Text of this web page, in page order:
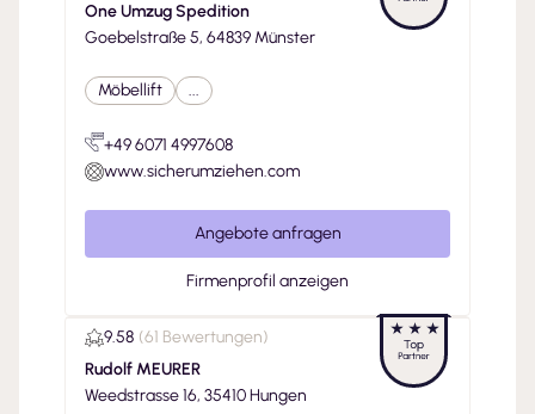
One Umzug Spedition
Goebelstraße 5, 64839 Münster
Möbellift ...
+49 6071 4997608
www.sicherumziehen.com
Angebote anfragen
Firmenprofil anzeigen
9.58 (61 Bewertungen)
Rudolf MEURER
Weedstrasse 16, 35410 Hungen